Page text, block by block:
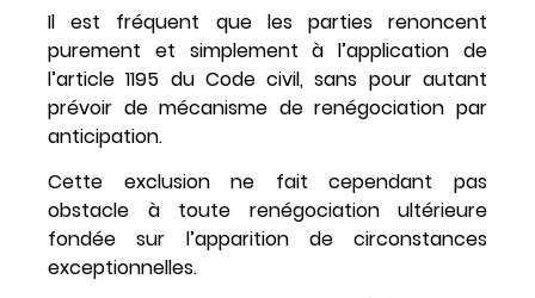
Il est fréquent que les parties renoncent
purement et simplement à l’application de
l’article 1195 du Code civil, sans pour autant
prévoir de mécanisme de renégociation par
anticipation.
Cette exclusion ne fait cependant pas
obstacle à toute renégociation ultérieure
fondée sur l’apparition de circonstances
exceptionnelles.